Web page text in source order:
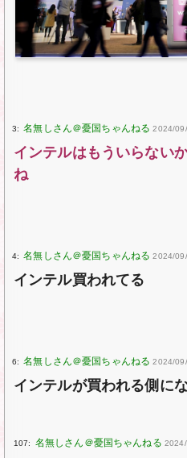
3: 2024/
インテルはもういらない
ね
4: 2024/
インテル買われてる
6: 2024/
インテルが買われる側に
107: